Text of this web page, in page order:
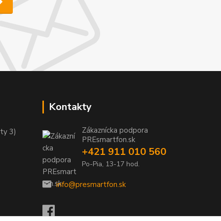
3)
Kontakty
Zákaznícka podpora
PREsmartfon.sk
+421 911 010 560
Po-Pia, 13-17 hod.
info@presmartfon.sk